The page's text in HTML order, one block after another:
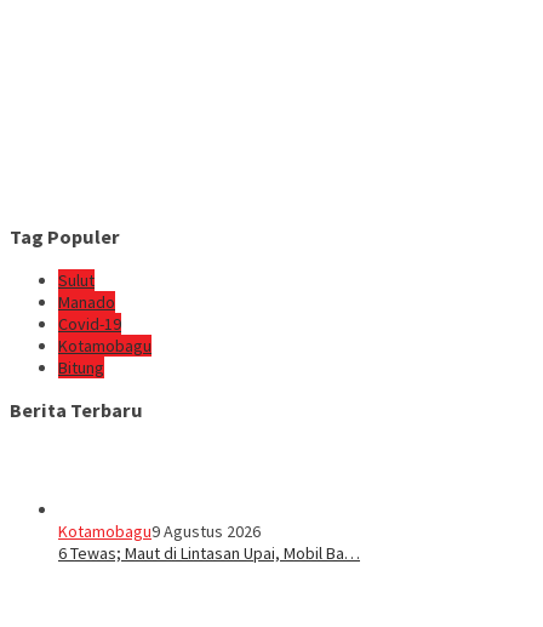
Tag Populer
Sulut
Manado
Covid-19
Kotamobagu
Bitung
Berita Terbaru
Kotamobagu9 Agustus 2026
6 Tewas; Maut di Lintasan Upai, Mobil Ba…